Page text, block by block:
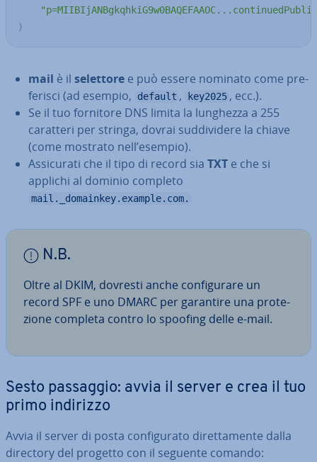
)
mail è il selettore e può essere nominato come pre­
fe­ri­sci (ad esempio,
default , key2025 , ecc.).
Se il tuo fornitore DNS limita la lunghezza a 255
caratteri per stringa, dovrai sud­di­vi­de­re la chiave
(come mostrato nell’esempio).
As­si­cu­ra­ti che il tipo di record sia TXT e che si
applichi al dominio completo
mail._domainkey.example.com.
N.B.
Oltre al DKIM, dovresti anche con­fi­gu­ra­re un
record SPF e uno DMARC per garantire una pro­te­
zio­ne completa contro lo spoofing delle e-mail.
Sesto passaggio: avvia il server e crea il tuo
primo indirizzo
Avvia il server di posta con­fi­gu­ra­to di­ret­ta­men­te dalla
directory del progetto con il seguente comando: